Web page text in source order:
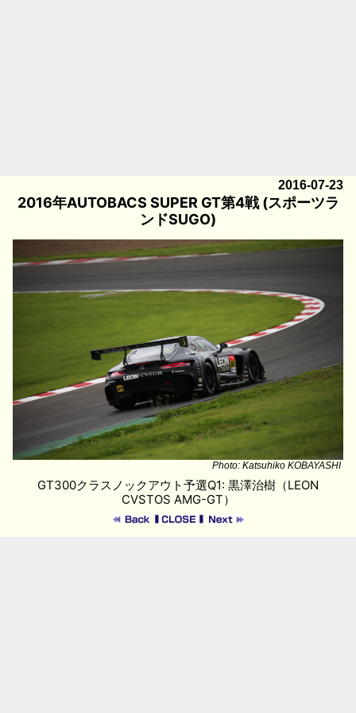
2016-07-23
2016年AUTOBACS SUPER GT第4戦 (スポーツラ
ンドSUGO)
Photo: Katsuhiko KOBAYASHI
GT300クラスノックアウト予選Q1: 黒澤治樹（LEON
CVSTOS AMG-GT）